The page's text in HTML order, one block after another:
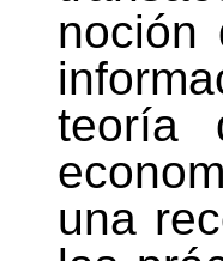
noción
teoría
una